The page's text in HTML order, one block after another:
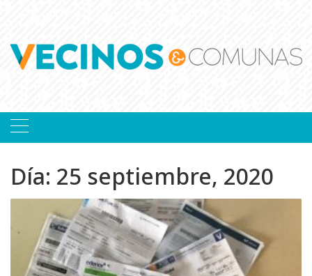
Día: 25 septiembre, 2020